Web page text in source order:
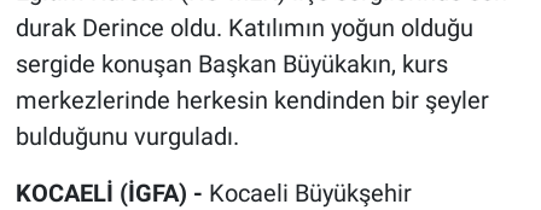
durak Derince oldu. Katılımın yoğun olduğu
sergide konuşan Başkan Büyükakın, kurs
merkezlerinde herkesin kendinden bir şeyler
bulduğunu vurguladı.
KOCAELİ (İGFA) - Kocaeli Büyükşehir